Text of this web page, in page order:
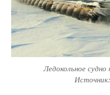
Ледокольное